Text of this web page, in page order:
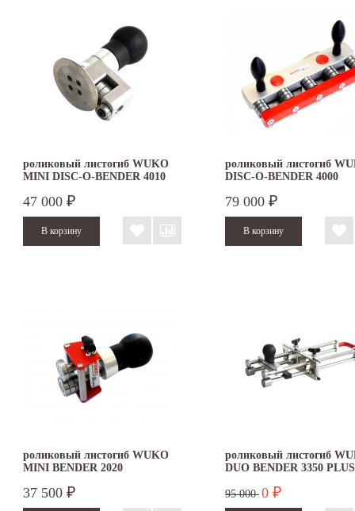
роликовый листогиб WUKO
MINI DISC-O-BENDER 4010
47 000 ₽
роликовый листогиб
DISC-O-BENDER 4000
79 000 ₽
роликовый листогиб WUKO
MINI BENDER 2020
37 500 ₽
роликовый листогиб
DUO BENDER 3350 PLUS
95 000 0 ₽